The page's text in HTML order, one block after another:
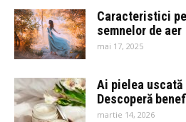
Caracteristici
semnelor de aer
mai 17, 2025
Ai pielea
Descoperă
martie 14, 2026